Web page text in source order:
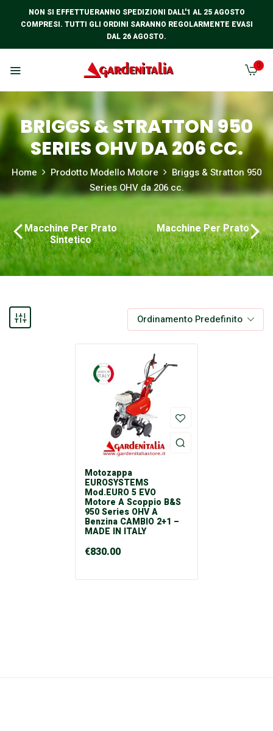
NON SI EFFETTUERANNO SPEDIZIONI DALL'1 AL 25 AGOSTO
COMPRESI. TUTTI GLI ORDINI SARANNO REGOLARMENTE EVASI
DAL 26 AGOSTO.
0
BRIGGS & STRATTON 950
SERIES OHV DA 206 CC.
Home Prodotto Modello Motore
Briggs & Stratton 950
Series OHV da 206 cc.
Macchine Per Prato
Sintetico
Macchine Per Prato
Ordinamento Predefinito
Motozappa
EUROSYSTEMS
Mod.EURO 5 EVO
Motore A Scoppio B&S
950 Series OHV A
Benzina CAMBIO 2+1 –
MADE IN ITALY
€830.00